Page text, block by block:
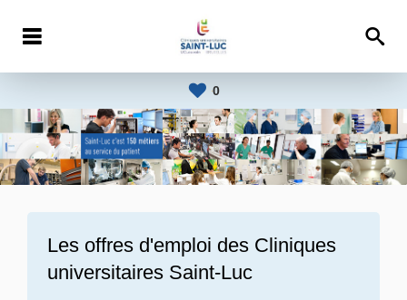
0
Les offres d'emploi des Cliniques
universitaires Saint-Luc